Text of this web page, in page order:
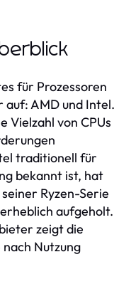
für Prozessoren
AMD und Intel.
Vielzahl von CPUs
traditionell für
bekannt ist, hat
Ryzen-Serie
aufgeholt.
zeigt die
Nutzung